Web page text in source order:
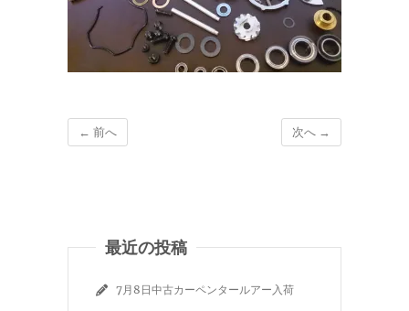
← 前へ 次へ →
最近の投稿
7月8日中古カーペンタールアー入荷